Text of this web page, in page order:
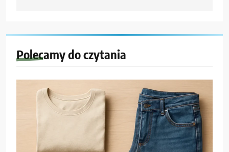
Polecamy do czytania